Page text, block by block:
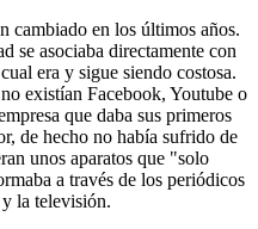
cambiado en los últimos años.
se asociaba directamente con
era y sigue siendo costosa.
existían Facebook, Youtube o
que daba sus primeros
de hecho no había sufrido de
unos aparatos que "solo
a través de los periódicos
la televisión.